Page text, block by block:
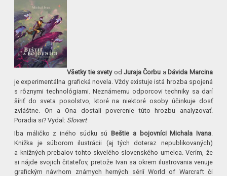
Všetky tie svetyod Juraja Čorbu a Dávida Marcina
je experimentálna grafická novela. Vždy existuje istá hrozba spojená
s rôznymi technológiami. Neznámemu odporcovi techniky sa darí
šíriť do sveta posolstvo, ktoré na niektoré osoby účinkuje dosť
zvláštne. On a Ona dostali poverenie túto hrozbu analyzovať.
Poradia si? Vydal: Slovart
Iba máličko z iného súdku súBeštie a bojovníci Michala Ivana.
Knižka je súborom ilustrácii (aj tých doteraz nepublikovaných)
a knižných prebalov tohto skvelého slovenského umelca. Verím, že
si nájde svojich čitateľov, pretože Ivan sa okrem ilustrovania venuje
grafickým návrhom známych herných sérií World of Warcraft či